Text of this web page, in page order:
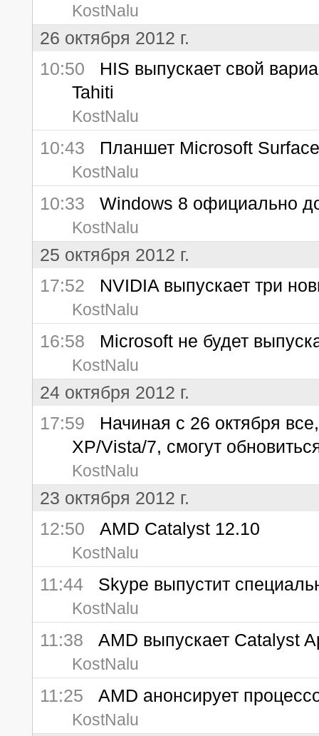
KostNalu
26 октября 2012 г.
10:50 HIS выпускает свой
Tahiti
KostNalu
10:43 Планшет Microsoft
KostNalu
10:33 Windows 8 официально
KostNalu
25 октября 2012 г.
17:52 NVIDIA выпускает три
KostNalu
16:58 Microsoft не будет
KostNalu
24 октября 2012 г.
17:59 Начиная с 26 октября
XP/Vista/7, смогут
KostNalu
23 октября 2012 г.
12:50 AMD Catalyst 12.10
KostNalu
11:44 Skype выпустит
KostNalu
11:38 AMD выпускает Catalyst
KostNalu
11:25 AMD анонсирует
KostNalu